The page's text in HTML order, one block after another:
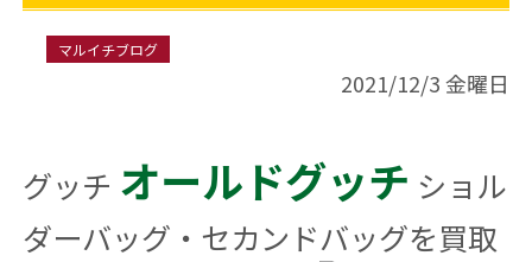
マルイチブログ
2021/12/3 金曜日
グッチ オールドグッチ ショル
ダーバッグ・セカンドバッグを買取